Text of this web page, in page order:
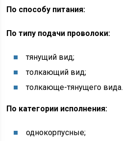
По способу питания:
По типу подачи проволоки:
тянущий вид;
толкающий вид;
толкающе-тянущего вида.
По категории исполнения:
однокорпусные;